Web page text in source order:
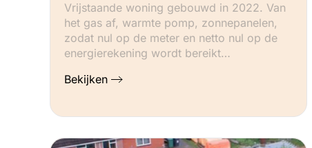
Vrijstaande woning gebouwd in 2022. Van
het gas af, warmte pomp, zonnepanelen,
zodat nul op de meter en netto nul op de
energierekening wordt bereikt…
Bekijken